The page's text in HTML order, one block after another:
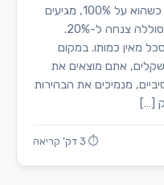
מנתקים את הטלפון מהמטען בבוקר כשהוא על 100%, מגיעים
לשעות הצהריים, ופתאום מגלים שהסוללה צנחה ל-20%.
מאין כמותו. במקום
אתם מוצאים את
מנמיכים את הבהירות
[…]
⏱ 3 דק' קריאה